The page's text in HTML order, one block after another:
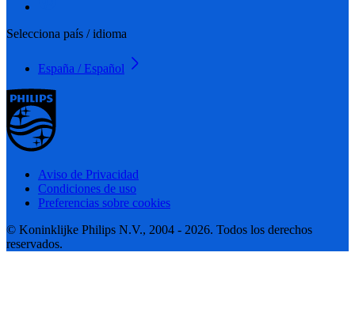
Selecciona país / idioma
España / Español
Aviso de Privacidad
Condiciones de uso
Preferencias sobre cookies
© Koninklijke Philips N.V., 2004 - 2026. Todos los derechos
reservados.